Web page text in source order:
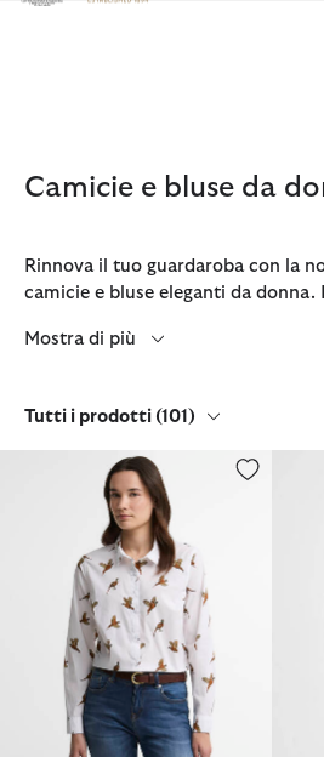
Clicca per visualizzare la nostra
Camicie e bluse da
Rinnova il tuo guardaroba con la
camicie e bluse eleganti da donna.
Mostra di più
Tutti i prodotti (101)
Camicia Brambles a maniche lunghe